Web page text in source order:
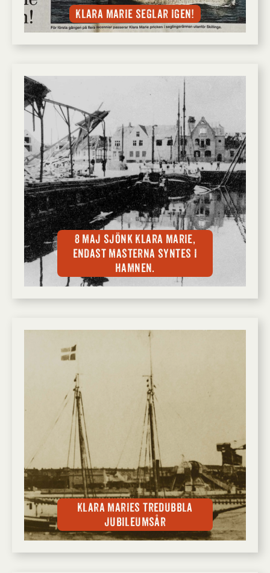
Klara Marie seglar igen!
8 maj sjönk Klara Marie,
endast masterna syntes i
hamnen.
Klara Maries tredubbla
jubileumsår